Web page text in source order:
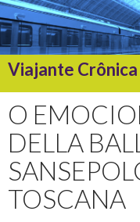
Viajante Crônica
TO
CONTENT
O
DELLA
TOSCANA